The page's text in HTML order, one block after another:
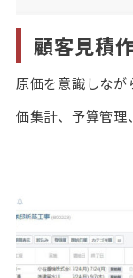
顧客見積
原価を意識しな
価集計、予算管理